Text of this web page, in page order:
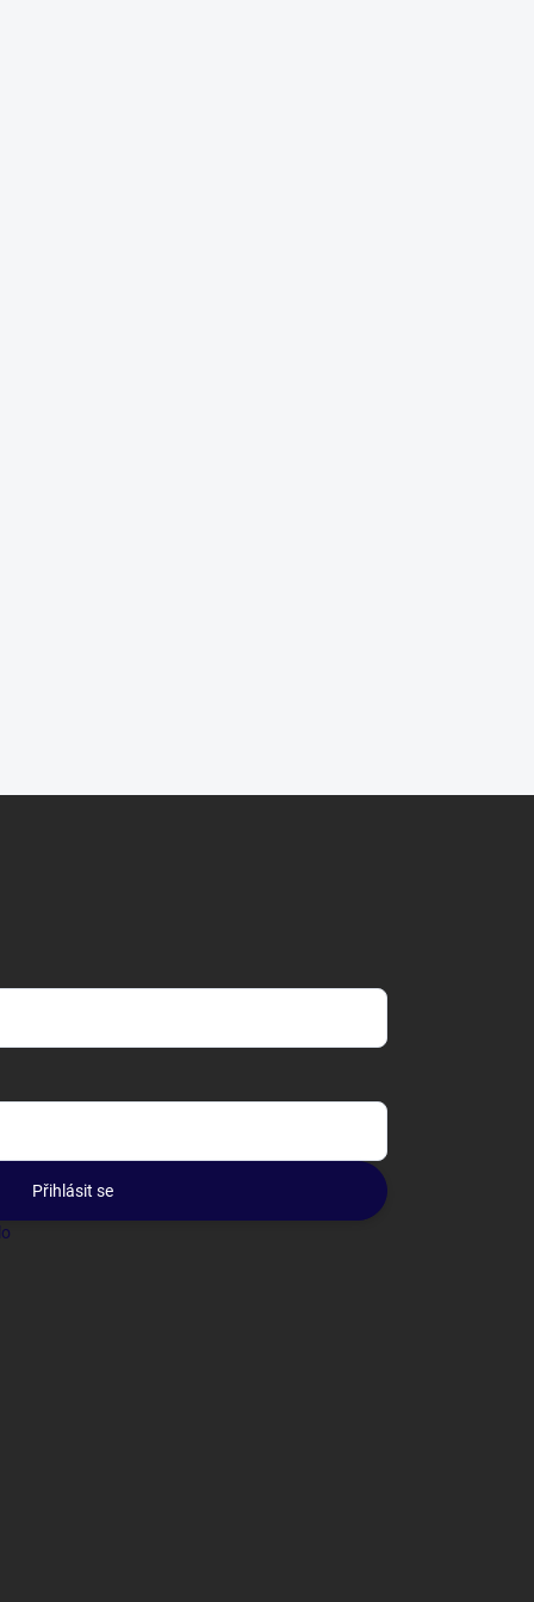
Přihlásit se